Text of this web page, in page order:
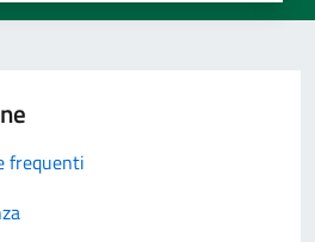
frequenti